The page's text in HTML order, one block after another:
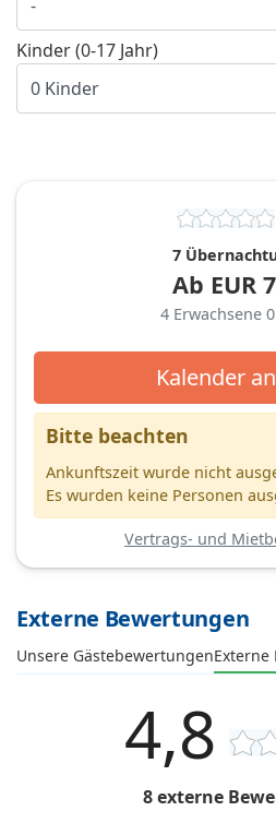
Kinder (0-17 Jahr)
7
Ab EUR
4 Erwachsene 0
Kalender
Bitte beachten
Ankunftszeit wurde nicht
Es wurden keine Personen
Vertrags- und
Externe Bewertungen
Unsere GästebewertungenExterne
4,8
8 externe